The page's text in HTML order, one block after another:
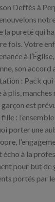
Deffès à
la pureté qui
fois. Votre
à
son accord
: Pack
à plis,
garçon est
fille :
porter une
écho à la
pour but de
portés par